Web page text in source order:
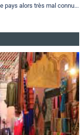
pays alors très mal connu...